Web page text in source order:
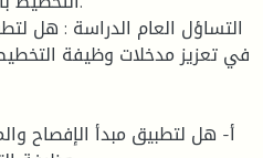
التساؤل العام الدراسة : هل
في تعزيز مدخلات وظيفة
أ- هل لتطبيق مبدأ الإفصاح